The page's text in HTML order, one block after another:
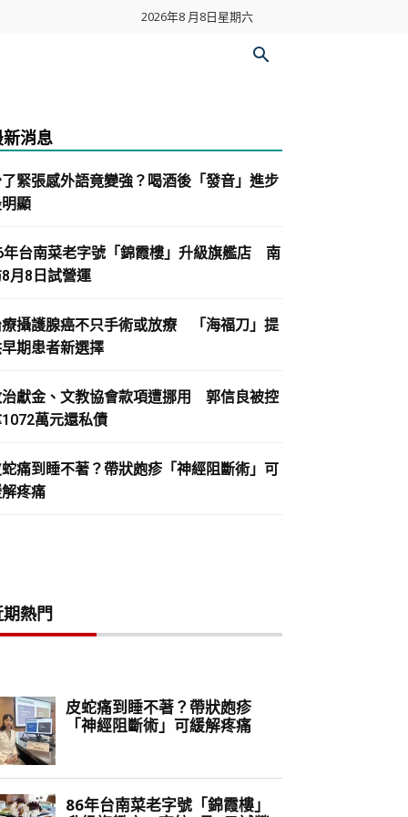
2026年8 月8日星期六
新消息
緊張感外語竟變強？喝酒後「發音」進步
顯
年台南菜老字號「錦霞樓」升級旗艦店 南
月8日試營運
攝護腺癌不只手術或放療 「海福刀」提
期患者新選擇
獻金、文教協會款項遭挪用 郭信良被控
萬元還私債
痛到睡不著？帶狀皰疹「神經阻斷術」可
疼痛
熱門